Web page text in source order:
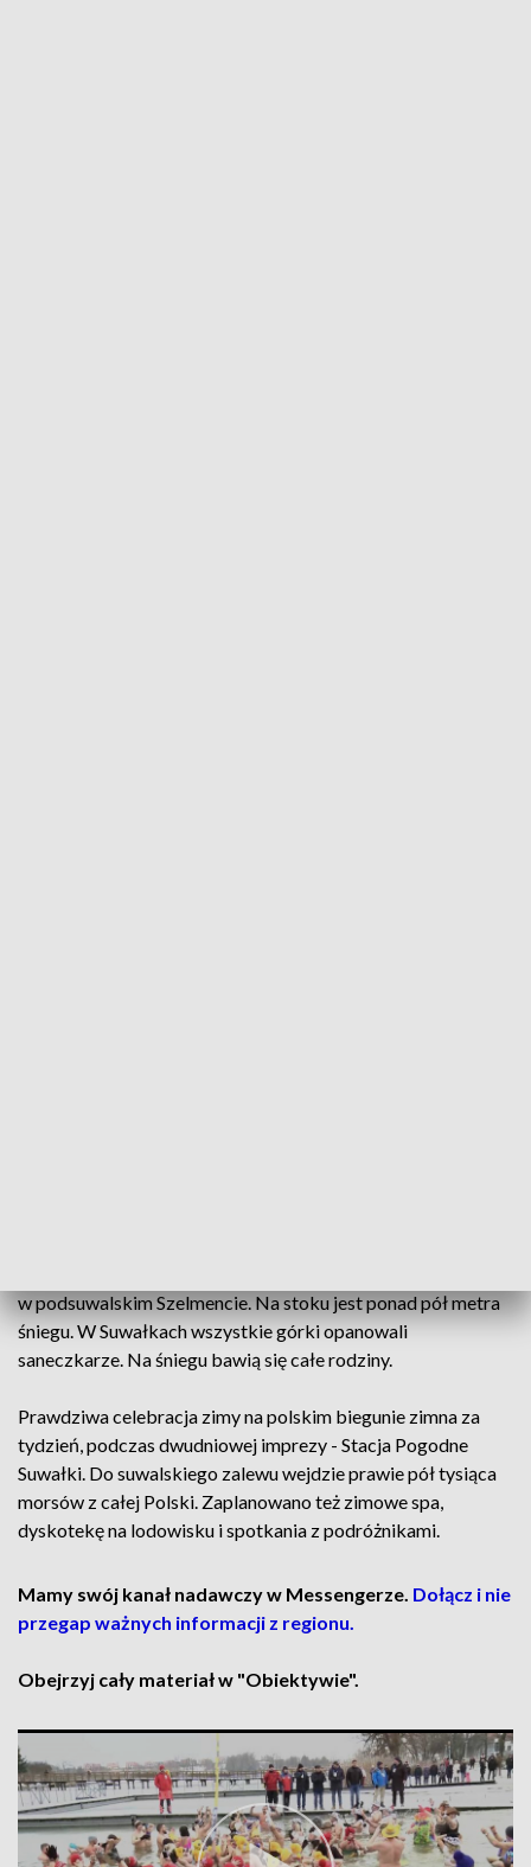
w podsuwalskim Szelmencie. Na stoku jest ponad pół metra
śniegu. W Suwałkach wszystkie górki opanowali
saneczkarze. Na śniegu bawią się całe rodziny.
Prawdziwa celebracja zimy na polskim biegunie zimna za
tydzień, podczas dwudniowej imprezy - Stacja Pogodne
Suwałki. Do suwalskiego zalewu wejdzie prawie pół tysiąca
morsów z całej Polski. Zaplanowano też zimowe spa,
dyskotekę na lodowisku i spotkania z podróżnikami.
Mamy swój kanał nadawczy w Messengerze. Dołącz i nie
przegap ważnych informacji z regionu.
Obejrzyj cały materiał w "Obiektywie".